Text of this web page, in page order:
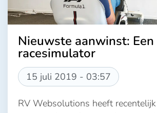
Nieuwste aanwinst: Een
racesimulator
15 juli 2019 - 03:57
RV Websolutions heeft